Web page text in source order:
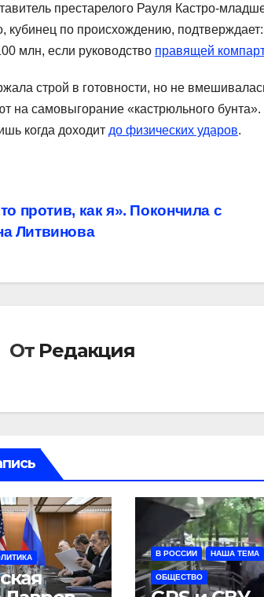
престарелого Рауля Кастро-
кубинец по происхождению,
млн, если руководство правящей
строй в готовности, но не
на самовыгорание «кастрюльного
когда доходит до физических ударов.
против, как я». Покончила с
Литвинова
От Редакция
В РОССИИ НАША ТЕМА
ОБЩЕСТВО